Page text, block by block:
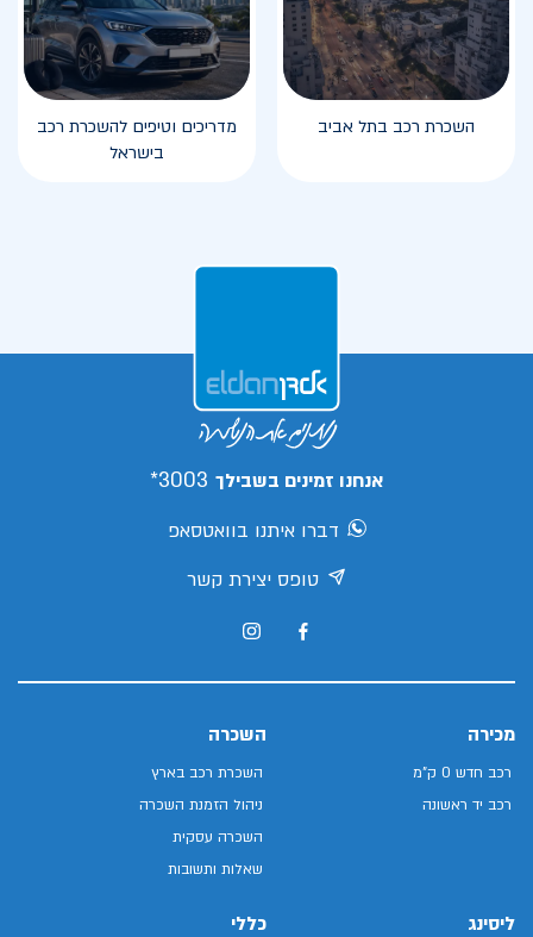
השכרת רכב בתל אביב
מדריכים וטיפים להשכרת רכב
בישראל
אנחנו זמינים בשבילך 3003*
דברו איתנו בוואטסאפ
טופס יצירת קשר
מכירה
רכב חדש 0 ק"מ
רכב יד ראשונה
השכרה
השכרת רכב בארץ
ניהול הזמנת השכרה
השכרה עסקית
שאלות ותשובות
ליסינג כללי